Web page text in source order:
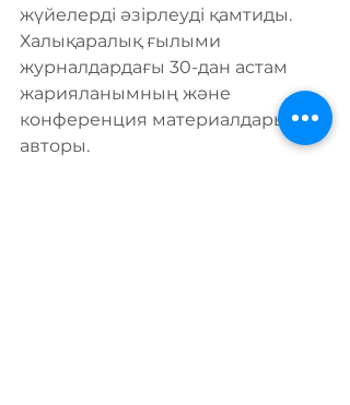
жүйелерді әзірлеуді қамтиды.
Халықаралық ғылыми
журналдардағы 30-дан астам
жарияланымның және
конференция материалдарының
авторы.